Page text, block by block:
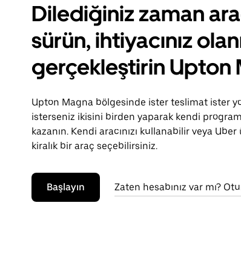
Dilediğiniz zaman
sürün, ihtiyacınız
gerçekleştirin Upton
Upton Magna bölgesinde ister teslimat ister
isterseniz ikisini birden yaparak kendi
kazanın. Kendi aracınızı kullanabilir veya
kiralık bir araç seçebilirsiniz.
Başlayın Zaten hesabınız var mı?